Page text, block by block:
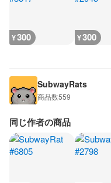
¥300 ¥300
SubwayRats
商品数559
同じ作者の商品